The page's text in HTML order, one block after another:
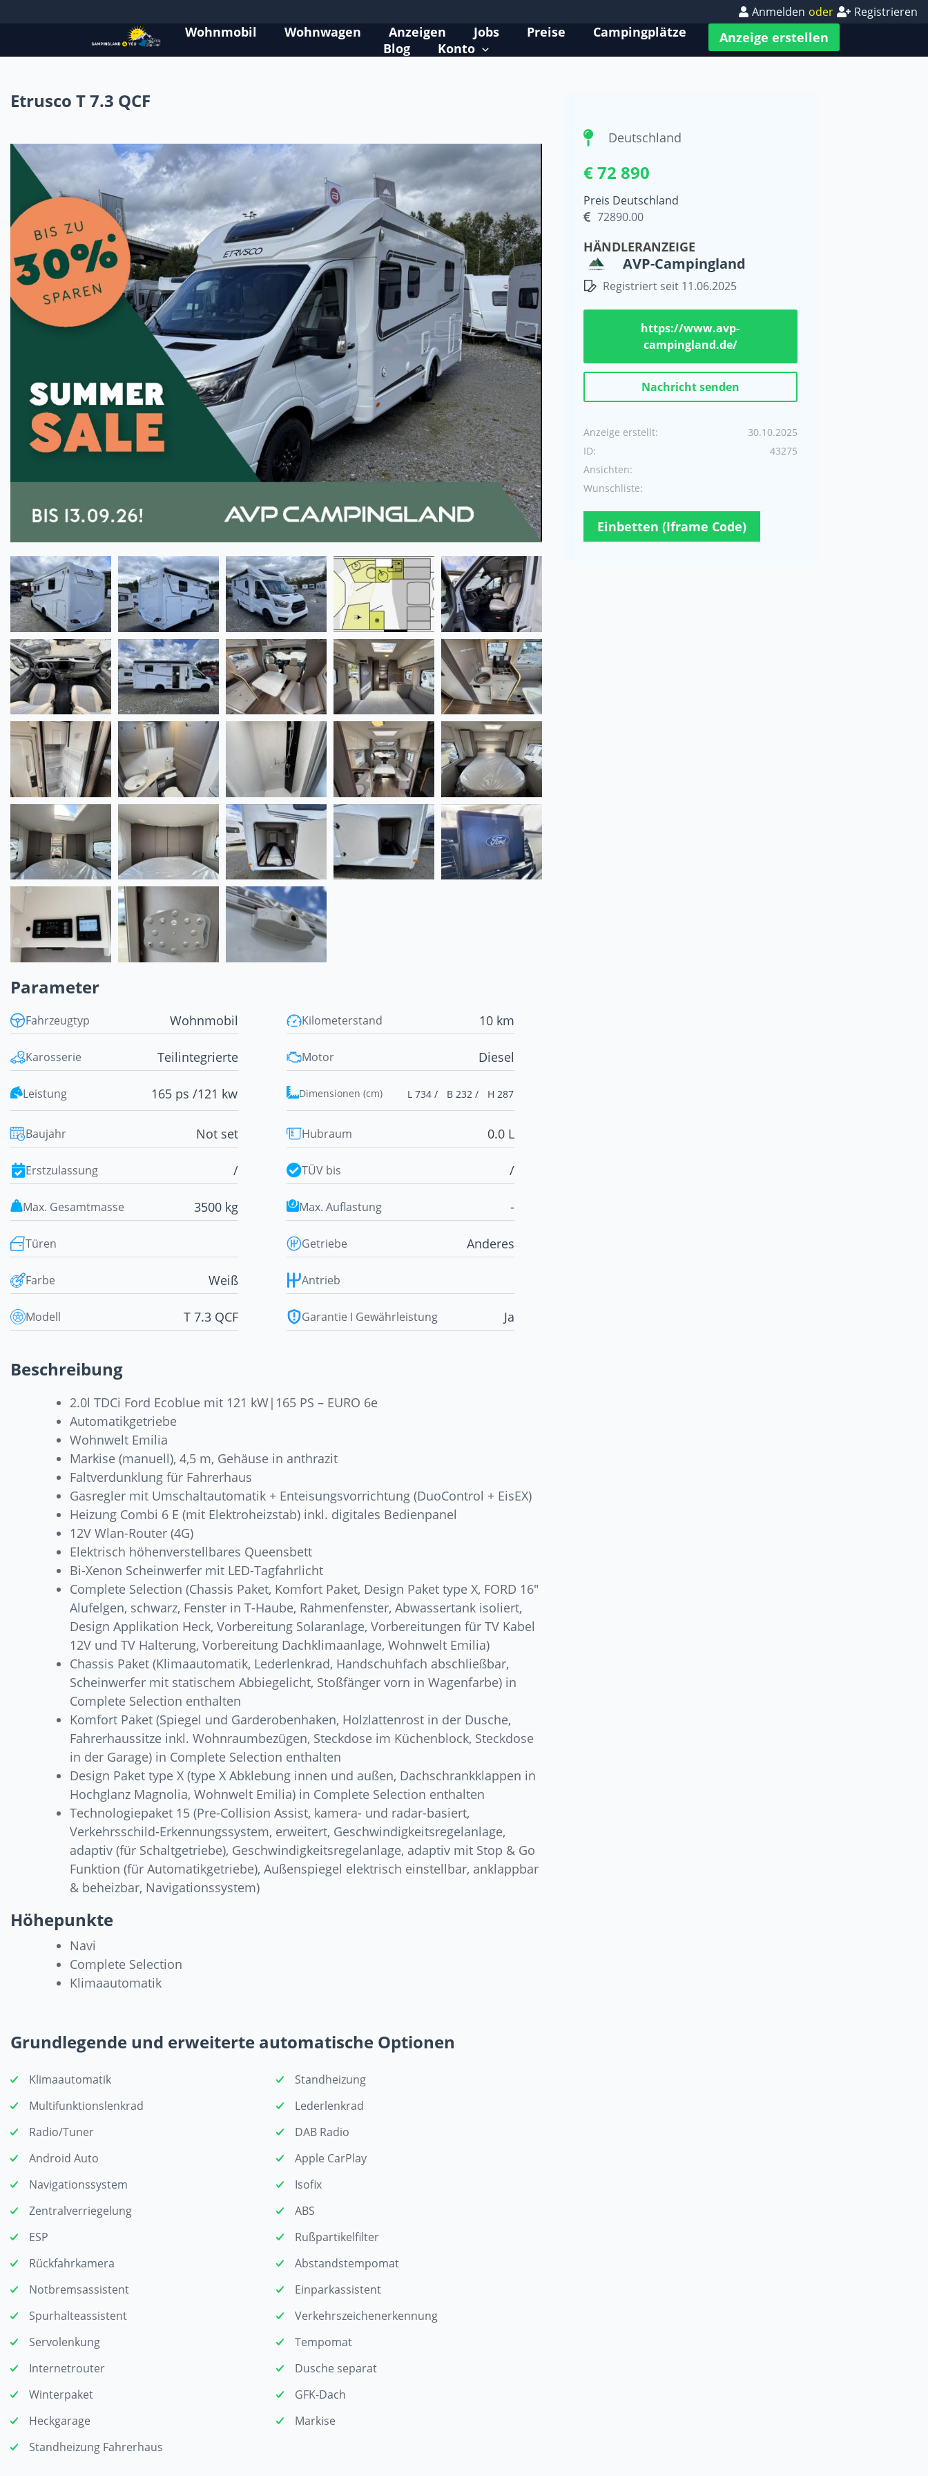
Anmelden oder Registrieren
Wohnmobil Wohnwagen Anzeigen Jobs Preise
Campingplätze
Blog
Konto
Anzeige erstellen
Etrusco T 7.3 QCF
Parameter
Fahrzeugtyp Wohnmobil Kilometerstand 10 km
Karosserie Teilintegrierte Motor Diesel
Leistung 165 ps /121 kw Dimensionen (cm) L 734 / B 232 / H 287
Baujahr Not set Hubraum 0.0 L
Erstzulassung / TÜV bis /
Max. Gesamtmasse 3500 kg Max. Auflastung -
Türen Getriebe Anderes
Farbe Weiß Antrieb
Modell T 7.3 QCF Garantie I Gewährleistung Ja
Beschreibung
2.0l TDCi Ford Ecoblue mit 121 kW|165 PS – EURO 6e
Automatikgetriebe
Wohnwelt Emilia
Markise (manuell), 4,5 m, Gehäuse in anthrazit
Faltverdunklung für Fahrerhaus
Gasregler mit Umschaltautomatik + Enteisungsvorrichtung (DuoControl + EisEX)
Heizung Combi 6 E (mit Elektroheizstab) inkl. digitales Bedienpanel
12V Wlan-Router (4G)
Elektrisch höhenverstellbares Queensbett
Bi-Xenon Scheinwerfer mit LED-Tagfahrlicht
Complete Selection (Chassis Paket, Komfort Paket, Design Paket type X, FORD 16″
Alufelgen, schwarz, Fenster in T-Haube, Rahmenfenster, Abwassertank isoliert,
Design Applikation Heck, Vorbereitung Solaranlage, Vorbereitungen für TV Kabel
12V und TV Halterung, Vorbereitung Dachklimaanlage, Wohnwelt Emilia)
Chassis Paket (Klimaautomatik, Lederlenkrad, Handschuhfach abschließbar,
Scheinwerfer mit statischem Abbiegelicht, Stoßfänger vorn in Wagenfarbe) in
Complete Selection enthalten
Komfort Paket (Spiegel und Garderobenhaken, Holzlattenrost in der Dusche,
Fahrerhaussitze inkl. Wohnraumbezügen, Steckdose im Küchenblock, Steckdose
in der Garage) in Complete Selection enthalten
Design Paket type X (type X Abklebung innen und außen, Dachschrankklappen in
Hochglanz Magnolia, Wohnwelt Emilia) in Complete Selection enthalten
Technologiepaket 15 (Pre-Collision Assist, kamera- und radar-basiert,
Verkehrsschild-Erkennungssystem, erweitert, Geschwindigkeitsregelanlage,
adaptiv (für Schaltgetriebe), Geschwindigkeitsregelanlage, adaptiv mit Stop & Go
Funktion (für Automatikgetriebe), Außenspiegel elektrisch einstellbar, anklappbar
& beheizbar, Navigationssystem)
Höhepunkte
Navi
Complete Selection
Klimaautomatik
Grundlegende und erweiterte automatische Optionen
Klimaautomatik
Standheizung
Multifunktionslenkrad
Lederlenkrad
Radio/Tuner
DAB Radio
Android Auto
Apple CarPlay
Navigationssystem
Isofix
Zentralverriegelung
ABS
ESP
Rußpartikelfilter
Rückfahrkamera
Abstandstempomat
Notbremsassistent
Einparkassistent
Spurhalteassistent
Verkehrszeichenerkennung
Servolenkung
Tempomat
Internetrouter
Dusche separat
Winterpaket
GFK-Dach
Heckgarage
Markise
Standheizung Fahrerhaus
Deutschland
€ 72 890
Preis Deutschland
72890.00
HÄNDLERANZEIGE
AVP-Campingland
Registriert seit 11.06.2025
https://www.avp-
campingland.de/
Nachricht senden
Anzeige erstellt:
30.10.2025
ID:
43275
Ansichten:
Wunschliste:
Einbetten (Iframe Code)